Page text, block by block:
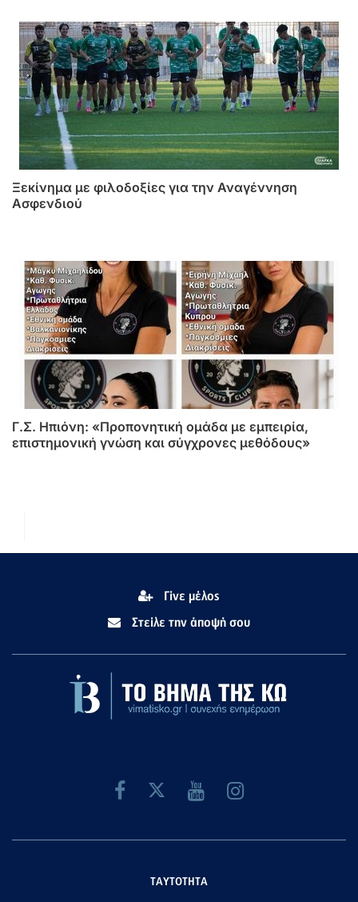
Ξεκίνημα με φιλοδοξίες για την Αναγέννηση
Ασφενδιού
Γ.Σ. Ηπιόνη: «Προπονητική ομάδα με εμπειρία,
επιστημονική γνώση και σύγχρονες μεθόδους»
Γίνε μέλος
Στείλε την άποψή σου
ΤΑΥΤΟΤΗΤΑ